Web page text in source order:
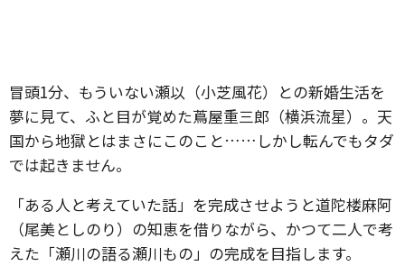
冒頭1分、もういない瀬以（小芝風花）との新婚生活を
夢に見て、ふと目が覚めた蔦屋重三郎（横浜流星）。天
国から地獄とはまさにこのこと……しかし転んでもタダ
では起きません。
「ある人と考えていた話」を完成させようと道陀楼麻阿
（尾美としのり）の知恵を借りながら、かつて二人で考
えた「瀬川の語る瀬川もの」の完成を目指します。